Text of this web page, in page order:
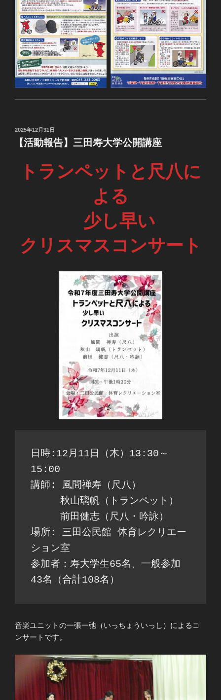
投
日:
2025年12月31日
【活動報告】三田寿大学公開講座
トランペットと尺八に
よる
少し早い
クリスマスコンサート
日時:12月11日（木）13:30～
15:00
講師: 風間禅寿（尺八）
秋山璃帆（トランペット）
前田健志（尺八・吟詠）
場所: 三田公民館 体育レクリエー
ション室
参加者：寿大学生65名、一般参加
43名（合計108名）
音楽ユニットの一張一弛（いっちょういっし）によるコ
ンサートです。